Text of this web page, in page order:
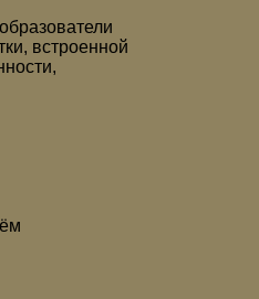
встроенной